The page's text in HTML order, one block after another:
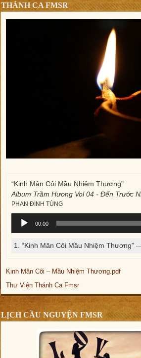
THÁNH CA FMSR
“Kinh Mân Côi Mầu Nhiệm Thương”
Album Trầm Hương Vol 04 - Đến Trước
PHAN ĐINH TÙNG
Trình
phát
thanh
00:00
1.“Kinh Mân Côi Mầu Nhiệm Thương”—
Kinh Mân Côi – Mầu Nhiệm Thương.pdf
Thư Viện Thánh Ca Fmsr
LỊCH CẦU NGUYỆN FMSR